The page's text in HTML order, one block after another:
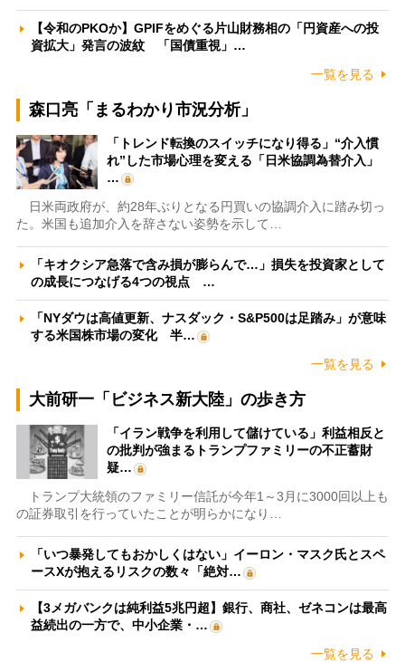
【令和のPKOか】GPIFをめぐる片山財務相の「円資産への投
資拡大」発言の波紋 「国債重視」…
一覧を見る
森口亮「まるわかり市況分析」
「トレンド転換のスイッチになり得る」“介入慣
れ”した市場心理を変える「日米協調為替介入」
…
日米両政府が、約28年ぶりとなる円買いの協調介入に踏み切っ
た。米国も追加介入を辞さない姿勢を示して…
「キオクシア急落で含み損が膨らんで…」損失を投資家として
の成長につなげる4つの視点 …
「NYダウは高値更新、ナスダック・S&P500は足踏み」が意味
する米国株市場の変化 半…
一覧を見る
大前研一「ビジネス新大陸」の歩き方
「イラン戦争を利用して儲けている」利益相反と
の批判が強まるトランプファミリーの不正蓄財
疑…
トランプ大統領のファミリー信託が今年1～3月に3000回以上も
の証券取引を行っていたことが明らかになり…
「いつ暴発してもおかしくはない」イーロン・マスク氏とスペ
ースXが抱えるリスクの数々「絶対…
【3メガバンクは純利益5兆円超】銀行、商社、ゼネコンは最高
益続出の一方で、中小企業・…
一覧を見る